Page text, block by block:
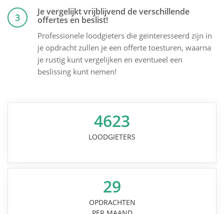
3 Je vergelijkt vrijblijvend de verschillende
offertes en beslist!
Professionele loodgieters die geïnteresseerd zijn in
je opdracht zullen je een offerte toesturen, waarna
je rustig kunt vergelijken en eventueel een
beslissing kunt nemen!
4623
LOODGIETERS
29
OPDRACHTEN